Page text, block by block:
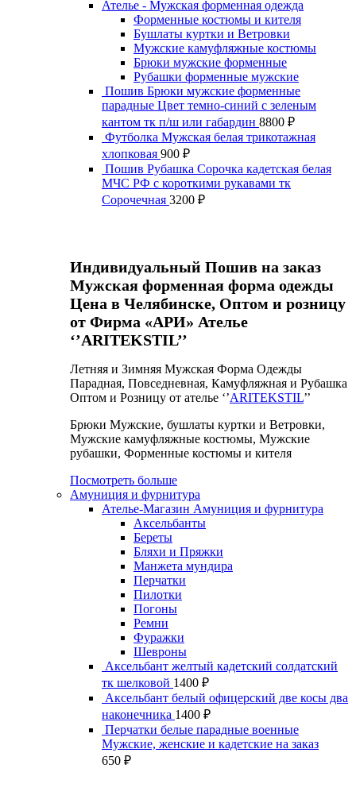
Ателье - Мужская форменная одежда
Форменные костюмы и кителя
Бушлаты куртки и Ветровки
Мужские камуфляжные костюмы
Брюки мужские форменные
Рубашки форменные мужские
Пошив Брюки мужские форменные
парадные Цвет темно-синий с зеленым
кантом тк п/ш или габардин 8800 ₽
Футболка Мужская белая трикотажная
хлопковая 900 ₽
Пошив Рубашка Сорочка кадетская белая
МЧС РФ с короткими рукавами тк
Сорочечная 3200 ₽
Индивидуальный Пошив на заказ
Мужская форменная форма одежды
Цена в Челябинске, Оптом и розницу
от Фирма «АРИ» Ателье
‘’ARITEKSTIL’’
Летняя и Зимняя Мужская Форма Одежды
Парадная, Повседневная, Камуфляжная и Рубашка
Оптом и Розницу от ателье ‘’ARITEKSTIL’’
Брюки Мужские, бушлаты куртки и Ветровки,
Мужские камуфляжные костюмы, Мужские
рубашки, Форменные костюмы и кителя
Посмотреть больше
Амуниция и фурнитура
Ателье-Магазин Амуниция и фурнитура
Аксельбанты
Береты
Бляхи и Пряжки
Манжета мундира
Перчатки
Пилотки
Погоны
Ремни
Фуражки
Шевроны
Аксельбант желтый кадетский солдатский
тк шелковой 1400 ₽
Аксельбант белый офицерский две косы два
наконечника 1400 ₽
Перчатки белые парадные военные
Мужские, женские и кадетские на заказ
650 ₽